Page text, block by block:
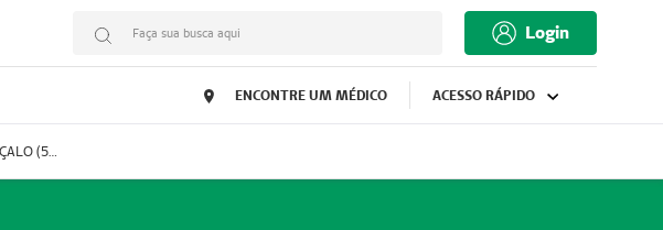
Faça sua busca aqui Login
ENCONTRE UM MÉDICO ACESSO RÁPIDO
Prestador OFTALMOCLÍNICA SÃO GONÇALO (55004164-2)